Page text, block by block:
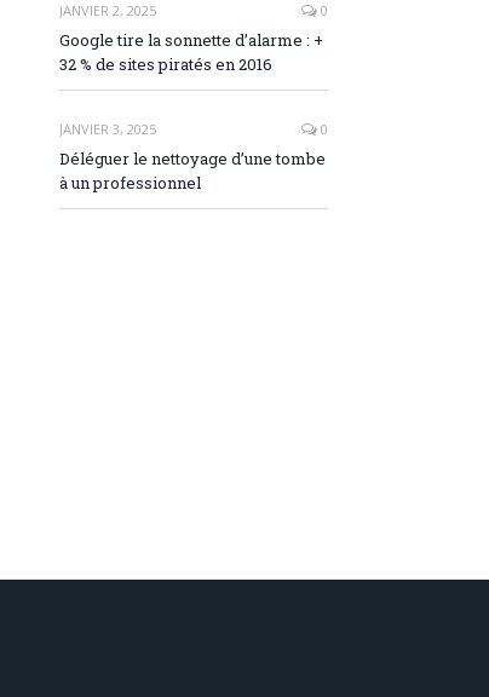
JANVIER 2, 2025 0
Google tire la sonnette d’alarme : +
32 % de sites piratés en 2016
JANVIER 3, 2025 0
Déléguer le nettoyage d’une tombe
à un professionnel